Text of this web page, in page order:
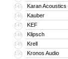
145 Karan Acoustics
146 Kauber
147 KEF
148 Klipsch
149 Krell
150 Kronos Audio